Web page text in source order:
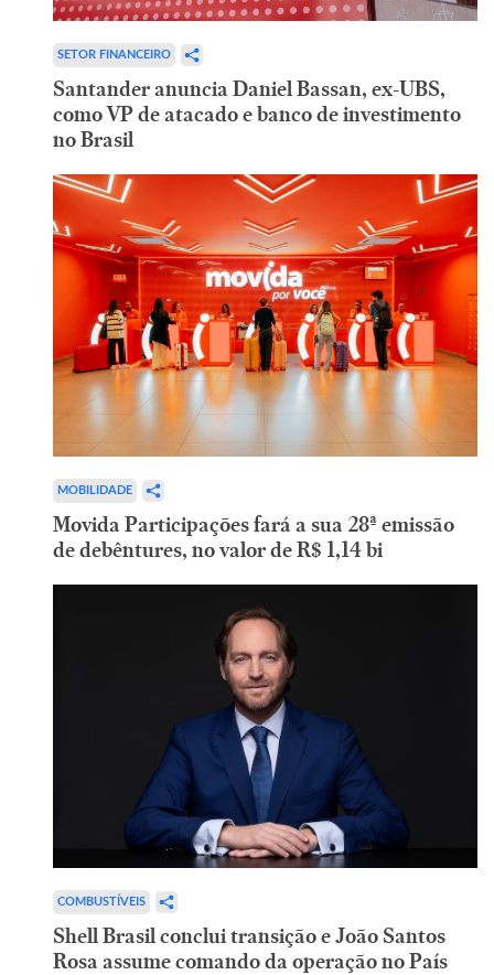
SETOR FINANCEIRO
Santander anuncia Daniel Bassan, ex-UBS,
como VP de atacado e banco de investimento
no Brasil
MOBILIDADE
Movida Participações fará a sua 28ª emissão
de debêntures, no valor de R$ 1,14 bi
COMBUSTÍVEIS
Shell Brasil conclui transição e João Santos
Rosa assume comando da operação no País